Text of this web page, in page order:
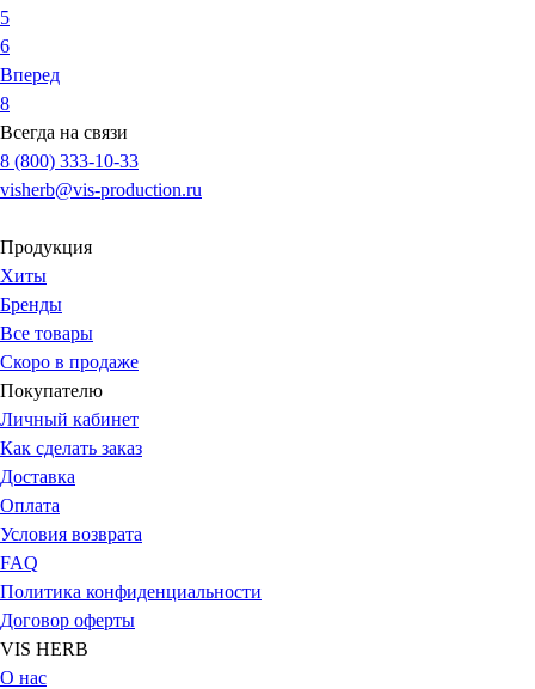
5
6
Вперед
8
Всегда на связи
8 (800) 333-10-33
visherb@vis-production.ru
Продукция
Хиты
Бренды
Все товары
Скоро в продаже
Покупателю
Личный кабинет
Как сделать заказ
Доставка
Оплата
Условия возврата
FAQ
Политика конфиденциальности
Договор оферты
VIS HERB
О нас